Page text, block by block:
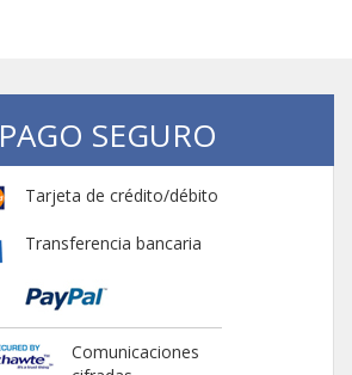
PAGO SEGURO
Tarjeta de crédito/débito
Transferencia bancaria
Comunicaciones